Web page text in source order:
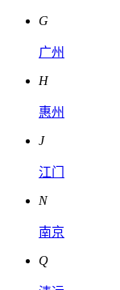
G
广州
H
惠州
J
江门
N
南京
Q